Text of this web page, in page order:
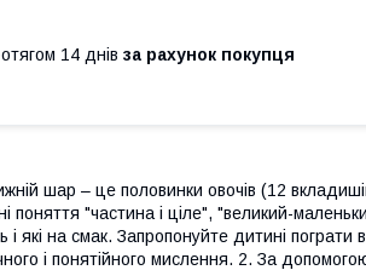
14 днів за рахунок покупця
шар – це половинки овочів (12
поняття "частина і ціле", "великий-
і які на смак. Запропонуйте дитині пограти в
і понятійного мислення. 2. За